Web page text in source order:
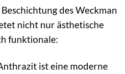
des Weckman
nicht nur ästhetische
funktionale:
ist eine moderne